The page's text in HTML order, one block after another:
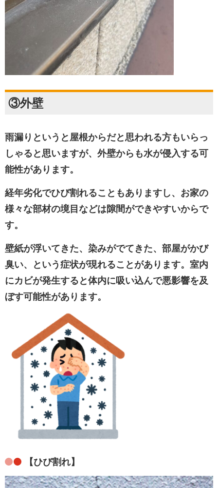
③外壁
雨漏りというと屋根からだと思われる方もいらっ
しゃると思いますが、外壁からも水が侵入する可
能性があります。
経年劣化でひび割れることもありますし、お家の
様々な部材の境目などは隙間ができやすいからで
す。
壁紙が浮いてきた、染みがでてきた、部屋がかび
臭い、という症状が現れることがあります。室内
にカビが発生すると体内に吸い込んで悪影響を及
ぼす可能性があります。
【ひび割れ】